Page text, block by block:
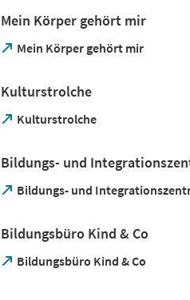
neuen
Tab)
Mein Körper gehört mir
Mein Körper gehört mir
(Öffnet
neuen
Tab)
Kulturstrolche
Kulturstrolche
(Öffnet
neuen
Tab)
Bildungs- und
Bildungs- und
(Öffnet
neuen
Tab)
Bildungsbüro Kind & Co
Bildungsbüro Kind & Co
(Öffnet